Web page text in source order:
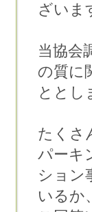
ざいま
当協会
の質に
ととし
たくさ
パーキ
ション
いるか